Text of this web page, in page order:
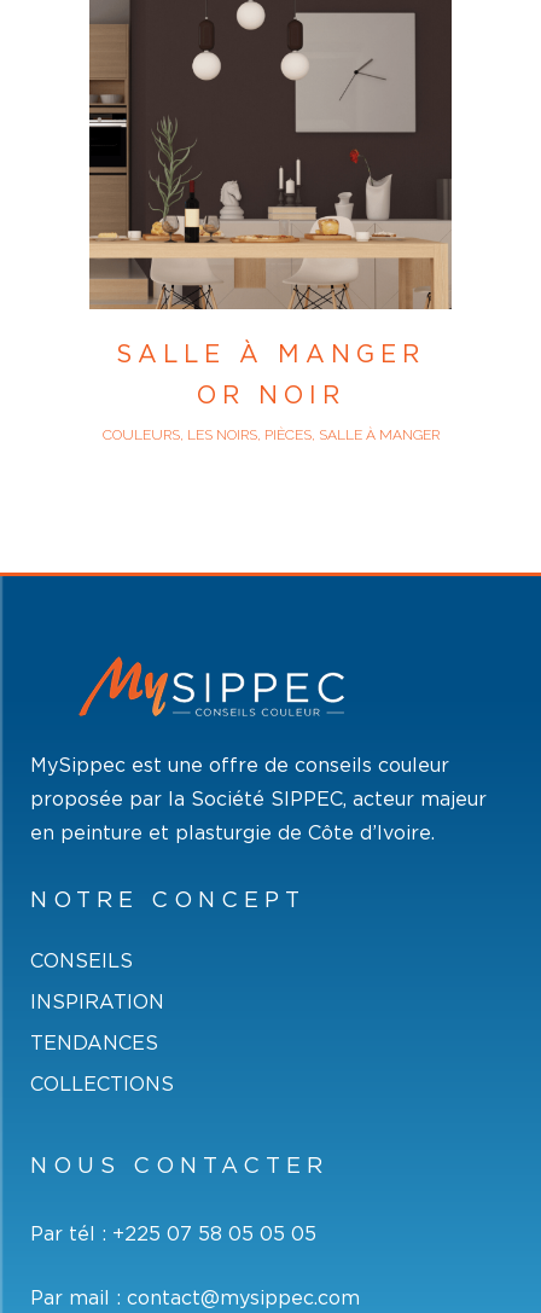
SALLE À MANGER
OR NOIR
COULEURS, LES NOIRS, PIÈCES, SALLE À MANGER
MySippec est une offre de conseils couleur
proposée par la Société SIPPEC, acteur majeur
en peinture et plasturgie de Côte d’Ivoire.
NOTRE CONCEPT
CONSEILS
INSPIRATION
TENDANCES
COLLECTIONS
NOUS CONTACTER
Par tél : +225 07 58 05 05 05
Par mail : contact@mysippec.com